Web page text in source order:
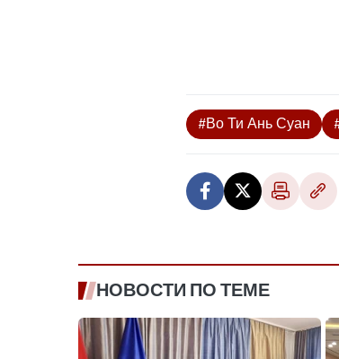
#Во Ти Ань Суан
НОВОСТИ ПО ТЕМЕ